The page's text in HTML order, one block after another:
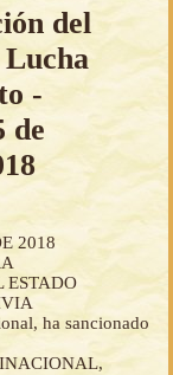
del
Lucha
-
de
2018
ESTADO
ha sancionado